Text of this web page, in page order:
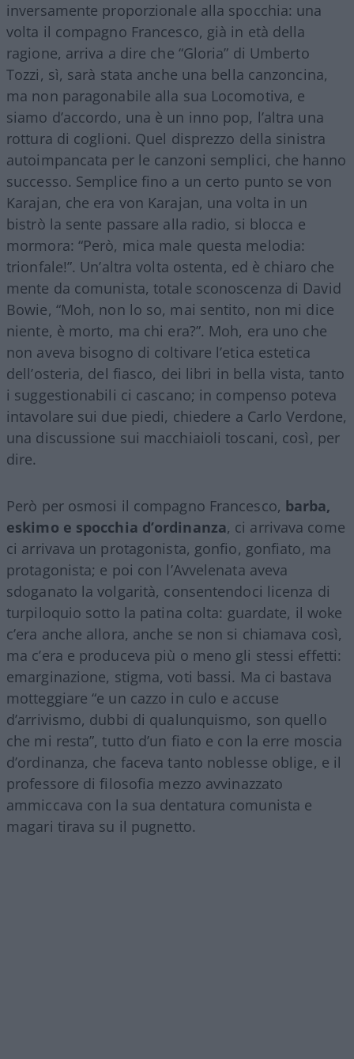
inversamente proporzionale alla spocchia: una
volta il compagno Francesco, già in età della
ragione, arriva a dire che “Gloria” di Umberto
Tozzi, sì, sarà stata anche una bella canzoncina,
ma non paragonabile alla sua Locomotiva, e
siamo d’accordo, una è un inno pop, l’altra una
rottura di coglioni. Quel disprezzo della sinistra
autoimpancata per le canzoni semplici, che hanno
successo. Semplice fino a un certo punto se von
Karajan, che era von Karajan, una volta in un
bistrò la sente passare alla radio, si blocca e
mormora: “Però, mica male questa melodia:
trionfale!”. Un’altra volta ostenta, ed è chiaro che
mente da comunista, totale sconoscenza di David
Bowie, “Moh, non lo so, mai sentito, non mi dice
niente, è morto, ma chi era?”. Moh, era uno che
non aveva bisogno di coltivare l’etica estetica
dell’osteria, del fiasco, dei libri in bella vista, tanto
i suggestionabili ci cascano; in compenso poteva
intavolare sui due piedi, chiedere a Carlo Verdone,
una discussione sui macchiaioli toscani, così, per
dire.
Però per osmosi il compagno Francesco, barba,
eskimo e spocchia d’ordinanza, ci arrivava come
ci arrivava un protagonista, gonfio, gonfiato, ma
protagonista; e poi con l’Avvelenata aveva
sdoganato la volgarità, consentendoci licenza di
turpiloquio sotto la patina colta: guardate, il woke
c’era anche allora, anche se non si chiamava così,
ma c’era e produceva più o meno gli stessi effetti:
emarginazione, stigma, voti bassi. Ma ci bastava
motteggiare “e un cazzo in culo e accuse
d’arrivismo, dubbi di qualunquismo, son quello
che mi resta”, tutto d’un fiato e con la erre moscia
d’ordinanza, che faceva tanto noblesse oblige, e il
professore di filosofia mezzo avvinazzato
ammiccava con la sua dentatura comunista e
magari tirava su il pugnetto.